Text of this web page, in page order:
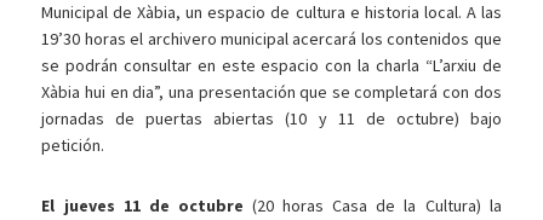
Municipal de Xàbia, un espacio de cultura e historia local. A las
19’30 horas el archivero municipal acercará los contenidos que
se podrán consultar en este espacio con la charla “L’arxiu de
Xàbia hui en dia”, una presentación que se completará con dos
jornadas de puertas abiertas (10 y 11 de octubre) bajo
petición.
El jueves 11 de octubre (20 horas Casa de la Cultura) la